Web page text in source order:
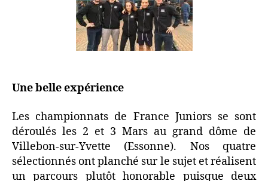
Une belle expérience
Les championnats de France Juniors se sont
déroulés les 2 et 3 Mars au grand dôme de
Villebon-sur-Yvette (Essonne). Nos quatre
sélectionnés ont planché sur le sujet et réalisent
un parcours plutôt honorable puisque deux